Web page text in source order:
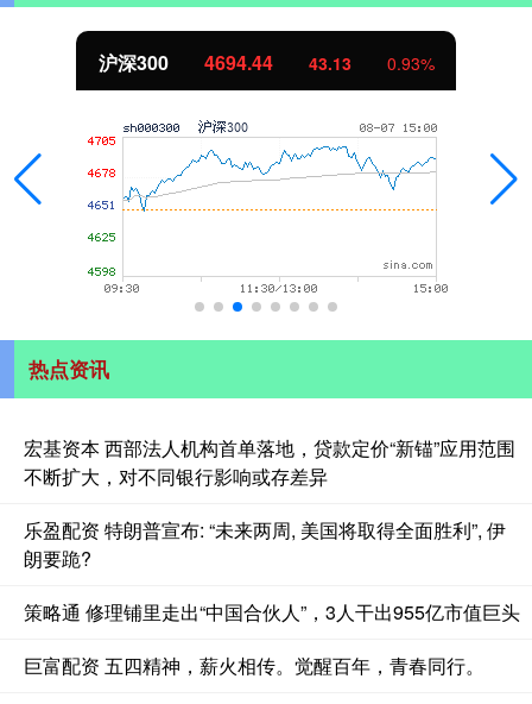
北证50 1134.24 11.37 1.01%
热点资讯
宏基资本 西部法人机构首单落地，贷款定价“新锚”应用范围
不断扩大，对不同银行影响或存差异
乐盈配资 特朗普宣布: “未来两周, 美国将取得全面胜利”, 伊
朗要跪?
策略通 修理铺里走出“中国合伙人”，3人干出955亿市值巨头
巨富配资 五四精神，薪火相传。觉醒百年，青春同行。